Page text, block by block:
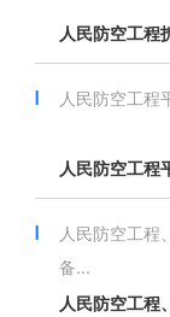
人民防空工程
人民防空工程
人民防空工程
人民防空工程
备...
人民防空工程